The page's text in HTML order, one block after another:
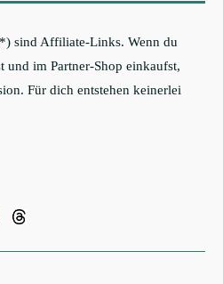
sind Affiliate-Links. Wenn du
im Partner-Shop einkaufst,
Für dich entstehen keinerlei